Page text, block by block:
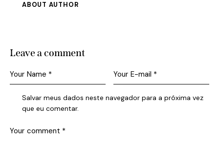
ABOUT AUTHOR
Leave a comment
Salvar meus dados neste navegador para a próxima vez
que eu comentar.